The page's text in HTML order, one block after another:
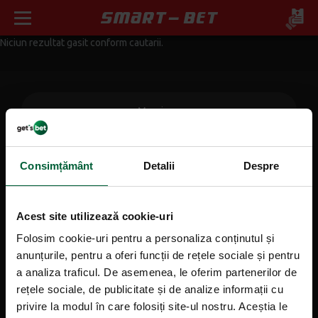
Consimțământ Detalii Despre
Acest site utilizează cookie-uri
Folosim cookie-uri pentru a personaliza conținutul și
anunțurile, pentru a oferi funcții de rețele sociale și pentru
a analiza traficul. De asemenea, le oferim partenerilor de
rețele sociale, de publicitate și de analize informații cu
privire la modul în care folosiți site-ul nostru. Aceștia le
Niciun rezultat gasit conform cautarii.
Mergi sus
Informații generale
Contact
Agentii
Promoții